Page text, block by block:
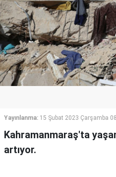
Yayınlanma: 15 Şubat 2023 Çarşamba
Kahramanmaraş'ta
artıyor.